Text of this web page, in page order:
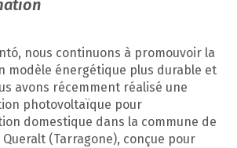
nous continuons à promouvoir la
modèle énergétique plus durable et
avons récemment réalisé une
photovoltaïque pour
domestique dans la commune de
Queralt (Tarragone), conçue pour